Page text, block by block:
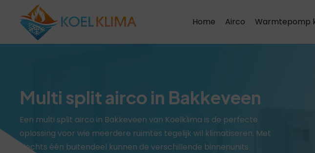
Home Airco Warmtepomp
Multi split airco in Bakkeveen
Een multi split airco in Bakkeveen van Koelklima is de perfecte
oplossing voor wie meerdere ruimtes tegelijk wil klimatiseren. Met
slechts één buitendeel kunnen de verschillende binnenunits